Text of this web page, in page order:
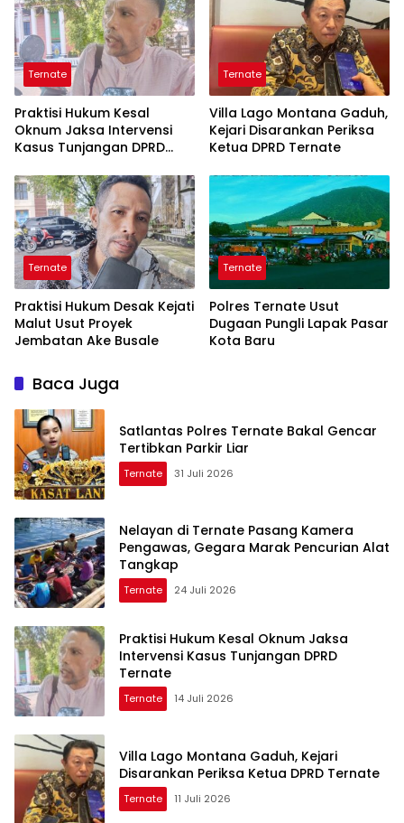
Ternate
Praktisi Hukum Kesal
Oknum Jaksa Intervensi
Kasus Tunjangan DPRD
Ternate
Villa Lago Montana Gaduh,
Kejari Disarankan Periksa
Ketua DPRD Ternate
Ternate
Praktisi Hukum Desak Kejati
Malut Usut Proyek
Jembatan Ake Busale
Ternate
Polres Ternate Usut
Dugaan Pungli Lapak Pasar
Kota Baru
Baca Juga
Satlantas Polres Ternate Bakal Gencar
Tertibkan Parkir Liar
Ternate 31 Juli 2026
Nelayan di Ternate Pasang Kamera
Pengawas, Gegara Marak Pencurian Alat
Tangkap
Ternate 24 Juli 2026
Praktisi Hukum Kesal Oknum Jaksa
Intervensi Kasus Tunjangan DPRD
Ternate
Ternate 14 Juli 2026
Villa Lago Montana Gaduh, Kejari
Disarankan Periksa Ketua DPRD Ternate
Ternate 11 Juli 2026